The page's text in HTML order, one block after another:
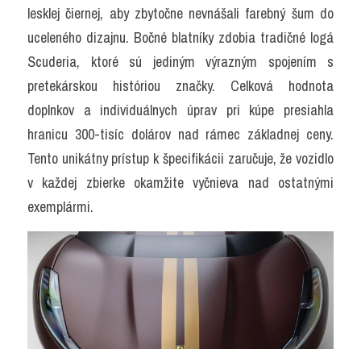
lesklej čiernej, aby zbytočne nevnášali farebný šum do
uceleného dizajnu. Bočné blatníky zdobia tradičné logá
Scuderia, ktoré sú jediným výrazným spojením s
pretekárskou históriou značky. Celková hodnota
doplnkov a individuálnych úprav pri kúpe presiahla
hranicu 300-tisíc dolárov nad rámec základnej ceny.
Tento unikátny prístup k špecifikácii zaručuje, že vozidlo
v každej zbierke okamžite vyčnieva nad ostatnými
exemplármi.